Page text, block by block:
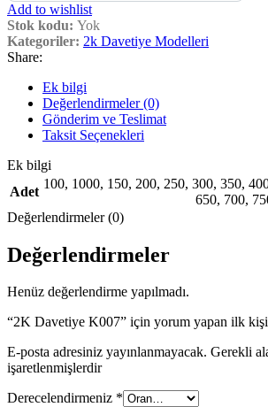
Add to wishlist
Stok kodu: Yok
Kategoriler: 2k Davetiye Modelleri
Share:
Ek bilgi
Değerlendirmeler (0)
Gönderim ve Teslimat
Taksit Seçenekleri
Ek bilgi
Adet
100, 1000, 150, 200, 250, 300, 350,
650, 700,
Değerlendirmeler (0)
Değerlendirmeler
Henüz değerlendirme yapılmadı.
“2K Davetiye K007” için yorum yapan ilk
E-posta adresiniz yayınlanmayacak. Gerekli
işaretlenmişlerdir
Derecelendirmeniz *